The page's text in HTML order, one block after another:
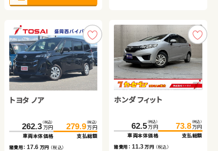
トヨタ ノア
262.3 （税込）
万円
車両本体価格
279.9 （税込）
万円
支払総額
諸費用：17.6 万円 （税込）
ホンダ フィット
62.5 （税込）
万円
車両本体価格
73.8 （税込）
万円
支払総額
諸費用： 11.3万円 （税込）
スバル フォレスター
91.5 （税込）
万円
車両本体価格
100.0 （税込）
万円
支払総額
諸費用：8.5万円（税込）
日産 エクストレイル
75.3（税込）
万円
諸費用：18.6万円（税込）
あり
年式 2013年 走行
見積もり・在庫確認
日産 セレナ ダイハツ ムーヴ